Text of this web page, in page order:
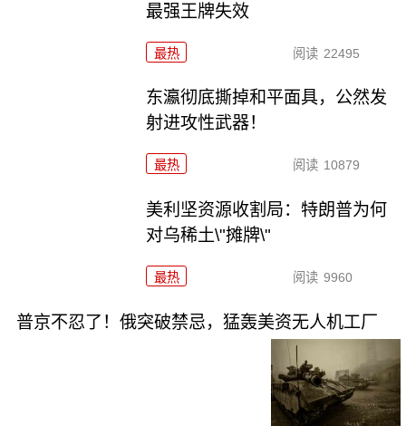
最强王牌失效
最热 阅读 22495
东瀛彻底撕掉和平面具，公然发
射进攻性武器！
最热 阅读 10879
美利坚资源收割局：特朗普为何
对乌稀土\"摊牌\"
最热 阅读 9960
普京不忍了！俄突破禁忌，猛轰美资无人机工厂